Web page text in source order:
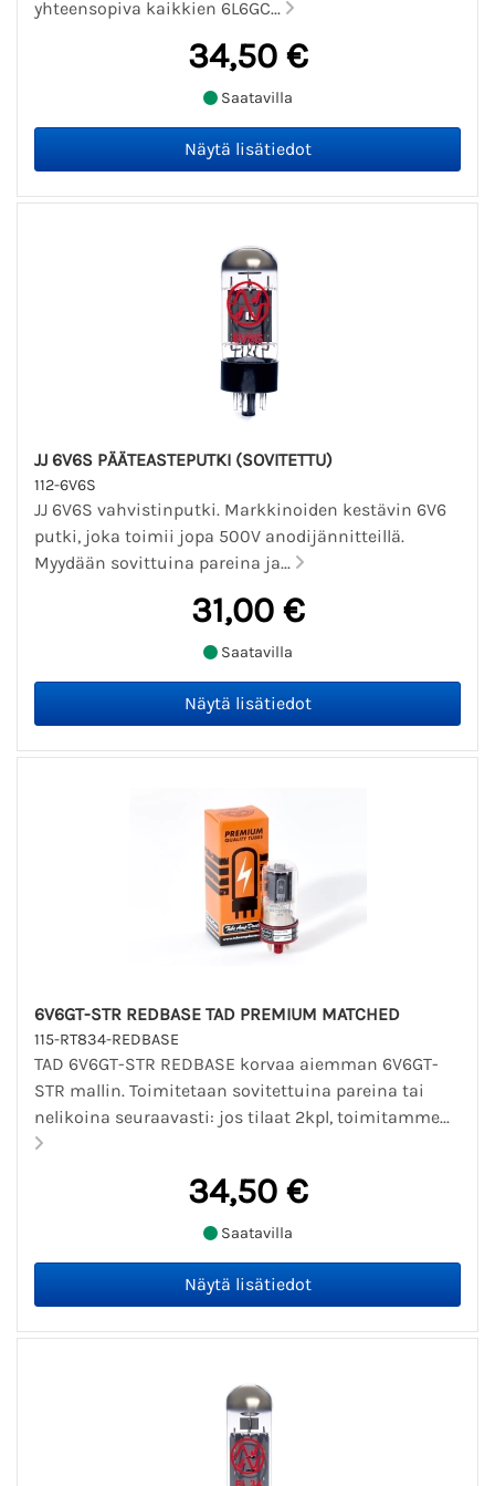
yhteensopiva kaikkien 6L6GC...
34,50 €
Saatavilla
JJ 6V6S PÄÄTEASTEPUTKI (SOVITETTU)
112-6V6S
JJ 6V6S vahvistinputki. Markkinoiden kestävin 6V6
putki, joka toimii jopa 500V anodijännitteillä.
Myydään sovittuina pareina ja...
31,00 €
Saatavilla
6V6GT-STR REDBASE TAD PREMIUM MATCHED
115-RT834-REDBASE
TAD 6V6GT-STR REDBASE korvaa aiemman 6V6GT-
STR mallin. Toimitetaan sovitettuina pareina tai
nelikoina seuraavasti: jos tilaat 2kpl, toimitamme...
34,50 €
Saatavilla